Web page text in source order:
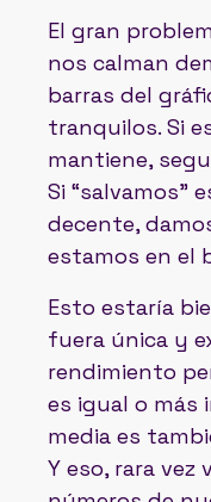
El gran
nos calman
barras del
tranquilos. Si
mantiene,
Si “salvamos"
decente,
estamos en el
Esto estaría
fuera única y
rendimiento
es igual o más
media es
Y eso, rara vez